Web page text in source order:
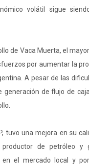
volátil sigue
de Vaca Muerta, el
por aumentar la
A pesar de las
de flujo de
tuvo una mejora en su
de petróleo y
el mercado local y